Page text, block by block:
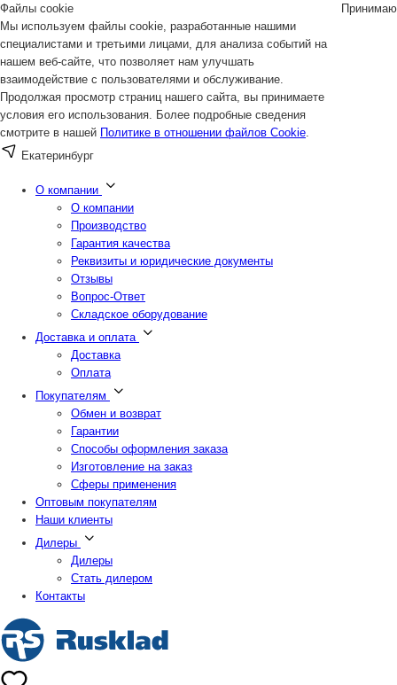
Файлы cookie
Мы используем файлы cookie, разработанные нашими
специалистами и третьими лицами, для анализа событий на
нашем веб-сайте, что позволяет нам улучшать
взаимодействие с пользователями и обслуживание.
Продолжая просмотр страниц нашего сайта, вы принимаете
условия его использования. Более подробные сведения
смотрите в нашей Политике в отношении файлов Cookie.
Принимаю
Екатеринбург
О компании
О компании
Производство
Гарантия качества
Реквизиты и юридические документы
Отзывы
Вопрос-Ответ
Складское оборудование
Доставка и оплата
Доставка
Оплата
Покупателям
Обмен и возврат
Гарантии
Способы оформления заказа
Изготовление на заказ
Сферы применения
Оптовым покупателям
Наши клиенты
Дилеры
Дилеры
Стать дилером
Контакты